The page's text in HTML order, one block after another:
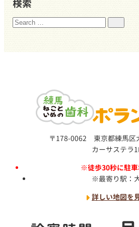
検索
〒178-0062 東京都練馬区
カーサステラ
徒歩30秒に駐
最寄り駅：
詳しい地図を